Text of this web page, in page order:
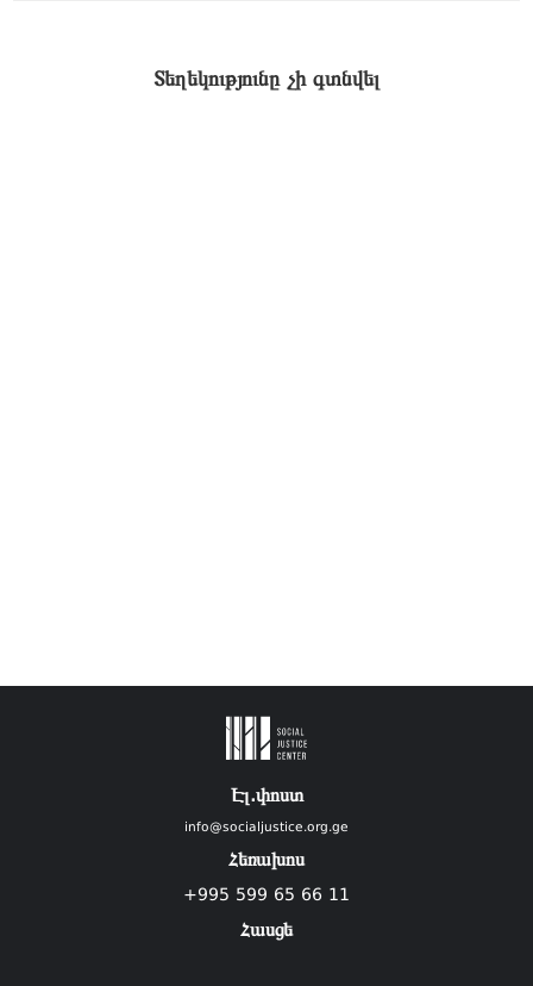
Տեղեկությունը չի գտնվել
Էլ.փոստ
info@socialjustice.org.ge
Հեռախոս
+995 599 65 66 11
Հասցե